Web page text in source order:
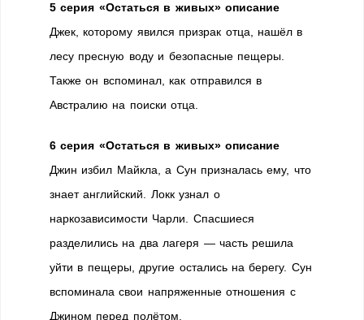
5 серия «Остаться в живых» описание
Джек, которому явился призрак отца, нашёл в
лесу пресную воду и безопасные пещеры.
Также он вспоминал, как отправился в
Австралию на поиски отца.
6 серия «Остаться в живых» описание
Джин избил Майкла, а Сун призналась ему, что
знает английский. Локк узнал о
наркозависимости Чарли. Спасшиеся
разделились на два лагеря — часть решила
уйти в пещеры, другие остались на берегу. Сун
вспоминала свои напряженные отношения с
Джином перед полётом.